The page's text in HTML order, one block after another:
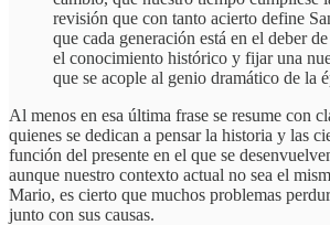
revisión que con tanto acierto define
que cada generación está en el deber
el conocimiento histórico y fijar una
que se acople al genio dramático de la
Al menos en esa última frase se resume con
quienes se dedican a pensar la historia y las
función del presente en el que se
aunque nuestro contexto actual no sea el
Mario, es cierto que muchos problemas
junto con sus causas.